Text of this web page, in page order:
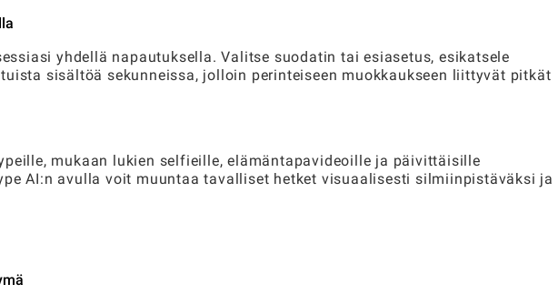
yhdellä napautuksella. Valitse suodatin tai esiasetus, esikatsele
sisältöä sekunneissa, jolloin perinteiseen muokkaukseen liittyvät pitkät
mukaan lukien selfieille, elämäntapavideoille ja päivittäisille
AI:n avulla voit muuntaa tavalliset hetket visuaalisesti silmiinpistäväksi ja